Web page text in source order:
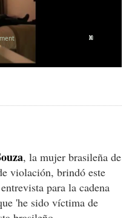
X
X
, la mujer brasileña de
violación, brindó este
para la cadena
'he sido víctima de